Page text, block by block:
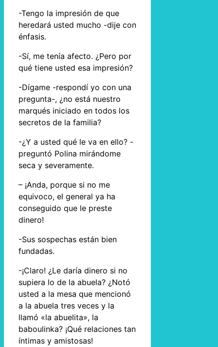
-Tengo la impresión de que
heredará usted mucho -dije con
énfasis.
-Sí, me tenía afecto. ¿Pero por
qué tiene usted esa impresión?
-Dígame -respondí yo con una
pregunta-, ¿no está nuestro
marqués iniciado en todos los
secretos de la familia?
-¿Y a usted qué le va en ello? -
preguntó Polina mirándome
seca y severamente.
– ¡Anda, porque si no me
equivoco, el general ya ha
conseguido que le preste
dinero!
-Sus sospechas están bien
fundadas.
-¡Claro! ¿Le daría dinero si no
supiera lo de la abuela? ¿Notó
usted a la mesa que mencionó
a la abuela tres veces y la
llamó «la abuelita», la
baboulinka? ¡Qué relaciones tan
íntimas y amistosas!